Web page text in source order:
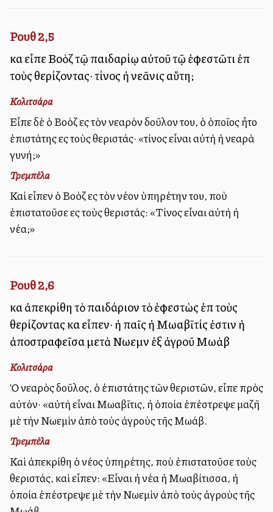
Ρουθ 2,5
καὶ εἶπε Βοὸζ τῷ παιδαρίῳ αὐτοῦ τῷ ἐφεστῶτι ἐπὶ
τοὺς θερίζοντας· τίνος ἡ νεᾶνις αὕτη;
Κολιτσάρα
Εἶπε δὲ ὁ Βοὸζ εἰς τὸν νεαρὸν δοῦλον του, ὁ ὁποῖος ἦτο
ἐπιστάτης εἰς τοὺς θεριστάς· «τίνος εἶναι αὐτὴ ἡ νεαρὰ
γυνή;»
Τρεμπέλα
Καὶ εἶπεν ὁ Βοὸζ εἰς τὸν νέον ὑπηρέτην του, ποὺ
ἐπιστατοῦσε εἰς τοὺς θεριστάς: «Τίνος εἶναι αὐτὴ ἡ
νέα;»
Ρουθ 2,6
καὶ ἀπεκρίθη τὸ παιδάριον τὸ ἐφεστὼς ἐπὶ τοὺς
θερίζοντας καὶ εἶπεν· ἡ παῖς ἡ Μωαβῖτίς ἐστιν ἡ
ἀποστραφεῖσα μετὰ Νωεμὶν ἐξ ἀγροῦ Μωὰβ
Κολιτσάρα
Ὁ νεαρὸς δοῦλος, ὁ ἐπιστάτης τῶν θεριστῶν, εἶπε πρὸς
αὐτόν· «αὐτὴ εἶναι Μωαβῖτις, ἡ ὁποία ἐπέστρεψε μαζῆ
μὲ τὴν Νωεμὶν ἀπὸ τοὺς ἀγροὺς τῆς Μωάβ.
Τρεμπέλα
Καὶ ἀπεκρίθη ὁ νέος ὑπηρέτης, ποὺ ἐπιστατοῦσε τοὺς
θεριστάς, καὶ εἶπεν: «Εἶναι ἡ νέα ἡ Μωαβίτισσα, ἡ
ὁποία ἐπέστρεψε μὲ τὴν Νωεμὶν ἀπὸ τοὺς ἀγροὺς τῆς